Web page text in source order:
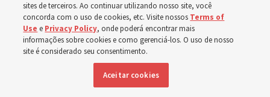
A Church News é uma publicação oficial de A Igreja de
Jesus Cristo dos Santos dos Últimos Dias. Publicado
conjuntamente pelo Deseret News e A Igreja de Jesus
Cristo dos Santos dos Últimos Dias, seu conteúdo apóia
as doutrinas, os princípios e as práticas da Igreja.
sites de terceiros. Ao continuar utilizando nosso site, você
concorda com o uso de cookies, etc. Visite nossos Terms of
Use e Privacy Policy, onde poderá encontrar mais
informações sobre cookies e como gerenciá-los. O uso de nosso
site é considerado seu consentimento.
Aceitar cookies